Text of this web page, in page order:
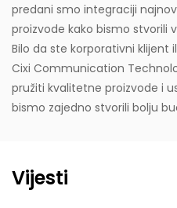
predani smo integraciji
proizvode kako bismo stvorili
Bilo da ste korporativni klijent
Cixi Communication
pružiti kvalitetne proizvode i
bismo zajedno stvorili bolju
Vijesti